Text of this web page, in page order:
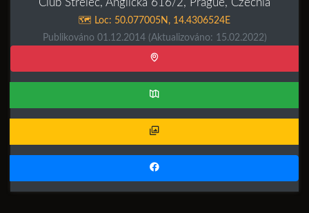
Club Střelec, Anglická 616/2, Prague, Czechia
🗺️ Loc: 50.077005N , 14.4306524E
Publikováno 01.12.2014 (Aktualizováno: 15.02.2022)